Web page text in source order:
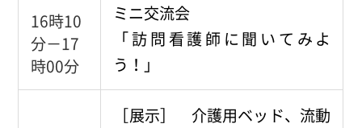
16時10
分－17
時00分
ミニ交流会
「訪問看護師に聞いてみよ
う！」
［展示］ 介護用ベッド、流動